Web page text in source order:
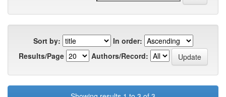
Sort by:
In order:
Results/Page
Authors/Record: